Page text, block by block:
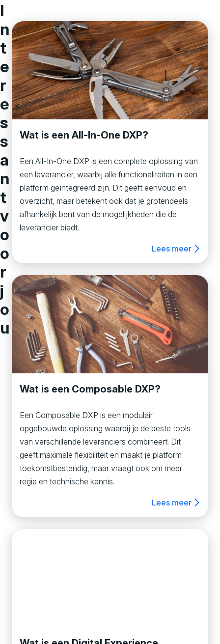
I
n
t
e
r
e
s
s
a
n
t
v
o
o
r
j
o
u
Wat is een All-In-One DXP?
Een All-In-One DXP is een complete oplossing van
een leverancier, waarbij alle functionaliteiten in een
platform geïntegreerd zijn. Dit geeft eenvoud en
overzicht, maar betekent ook dat je grotendeels
afhankelijk bent van de mogelijkheden die de
leverancier biedt.
Lees meer
Wat is een Composable DXP?
Een Composable DXP is een modulair
opgebouwde oplossing waarbij je de beste tools
van verschillende leveranciers combineert. Dit
geeft maximale flexibiliteit en maakt je platform
toekomstbestendig, maar vraagt ook om meer
regie en technische kennis.
Lees meer